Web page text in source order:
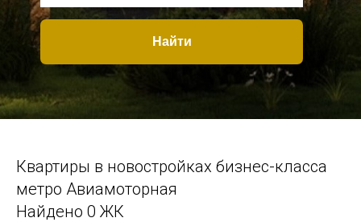
Найти
Квартиры в новостройках бизнес-класса
метро Авиамоторная
Найдено 0 ЖК